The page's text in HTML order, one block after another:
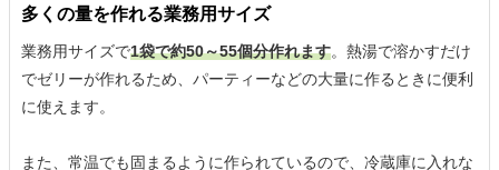
多くの量を作れる業務用サイズ
業務用サイズで1袋で約50～55個分作れます。熱湯で溶かすだけ
でゼリーが作れるため、パーティーなどの大量に作るときに便利
に使えます。
また、常温でも固まるように作られているので、冷蔵庫に入れな